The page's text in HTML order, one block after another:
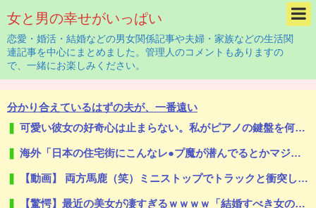
女と男の幸せがいっぱい
恋愛・婚活・結婚などの男女関係記事や夫婦・家族などの生活関
連記事を中心にまとめました。管理人のコメントもありますの
で、一緒にお楽しみください。
分かり合えているはずの夫が、一番遠い
可愛い彼女の好奇心は止まらない。私がピアノの鍵盤を何度か叩いてみた → すると彼女はこうなった…
海外「日本の住宅街にこんなレ●プ魔が潜んでるとかマジかよ…さすがHENTAIの国…」
【動画】 両方馬鹿（笑）ミニストップでトラックと衝突したドラレコが（ノ∇`）
【驚愕】最近の美女が凄すぎるｗｗｗｗ「結婚すべき女の特徴」がこちら…